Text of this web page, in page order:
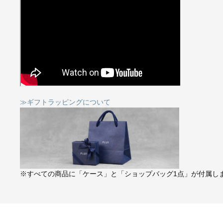
≫ギフトラッピングについて
※すべての商品に「ケース」と「ショップバッグ1点」が付属し